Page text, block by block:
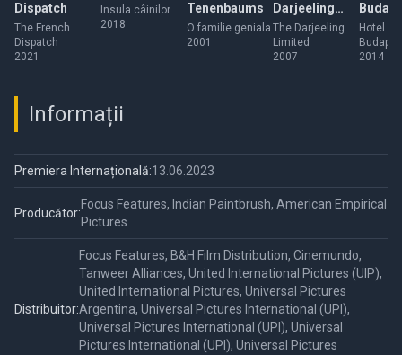
Dispatch
The French
Dispatch
2021
Insula câinilor
2018
Tenenbaums
O familie geniala
2001
Darjeeling
Limited
The Darjeeling
Limited
2007
Hotel
Hotel
2014
Informații
Premiera Internațională:13.06.2023
Producător:
Focus Features, Indian Paintbrush, American Empirical
Pictures
Distribuitor:
Focus Features, B&H Film Distribution, Cinemundo,
Tanweer Alliances, United International Pictures (UIP),
United International Pictures, Universal Pictures
Argentina, Universal Pictures International (UPI),
Universal Pictures International (UPI), Universal
Pictures International (UPI), Universal Pictures